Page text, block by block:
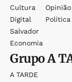
Cultura
Digital
Salvador
Economia
Opinião
Política
GrupoA
A TARDE